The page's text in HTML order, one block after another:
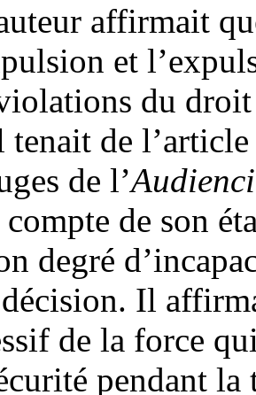
affirmait
et
du
tenait de
de l’
de son
degré
Il
de la force
pendant